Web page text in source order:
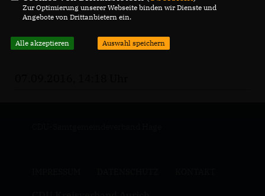
Zur Optimierung unserer Webseite binden wir Dienste und
Angebote von Drittanbietern ein.
Alle akzeptieren Auswahl speichern